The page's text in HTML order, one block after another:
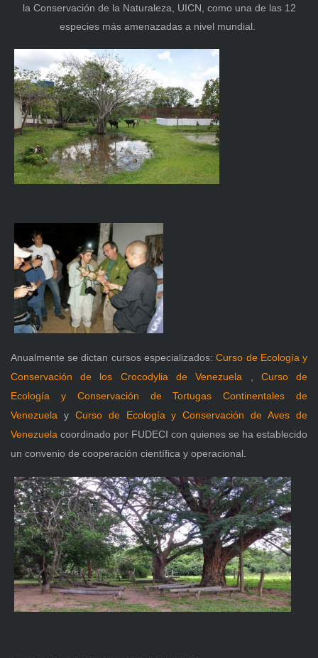
la Conservación de la Naturaleza, UICN, como una de las 12
especies más amenazadas a nivel mundial.
Anualmente se dictan cursos especializados:Curso de Ecología y
Conservación de los Crocodylia de Venezuela
Curso de
Ecología y Conservación de Tortugas Continentales de
Venezuela y Curso de Ecología y Conservación de Aves de
Venezuela coordinado por FUDECI con quienes se ha establecido
un convenio de cooperación científica y operacional.